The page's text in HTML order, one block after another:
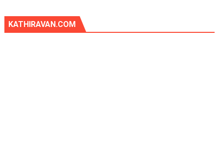
KATHIRAVAN.COM